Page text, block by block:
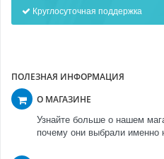
Круглосуточная поддержка
ПОЛЕЗНАЯ ИНФОРМАЦИЯ
О МАГАЗИНЕ
Узнайте больше о нашем
почему они выбрали именно